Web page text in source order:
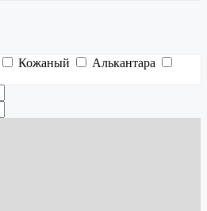
Кожаный
Алькантара